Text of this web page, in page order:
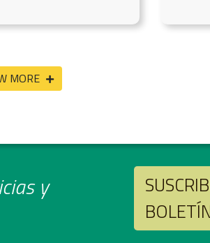
MORE
y